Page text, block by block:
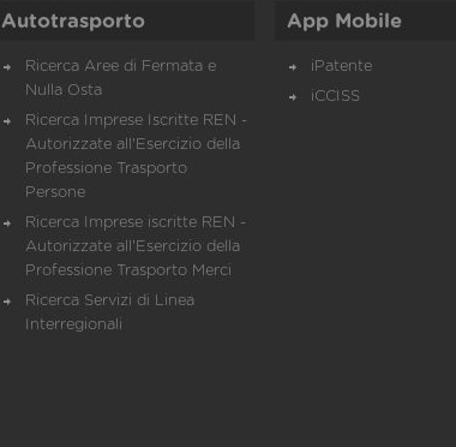
Autotrasporto
Ricerca Aree di Fermata e
Nulla Osta
Ricerca Imprese Iscritte REN -
Autorizzate all'Esercizio della
Professione Trasporto
Persone
Ricerca Imprese iscritte REN -
Autorizzate all'Esercizio della
Professione Trasporto Merci
Ricerca Servizi di Linea
Interregionali
App Mobile
iPatente
iCCISS